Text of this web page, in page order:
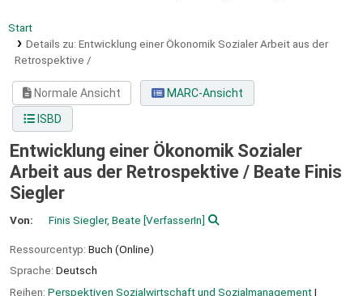
Start
Details zu: Entwicklung einer Ökonomik Sozialer Arbeit aus der
Retrospektive /
Normale Ansicht
MARC-Ansicht
ISBD
Entwicklung einer Ökonomik Sozialer
Arbeit aus der Retrospektive / Beate Finis
Siegler
Von: Finis Siegler, Beate [VerfasserIn]
Ressourcentyp: Buch (Online)
Sprache: Deutsch
Reihen: Perspektiven Sozialwirtschaft und Sozialmanagement|